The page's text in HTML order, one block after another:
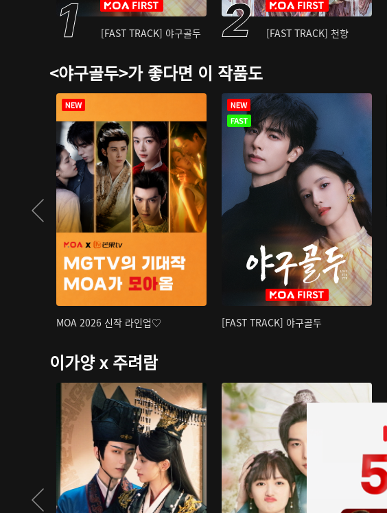
[FAST TRACK] 야구골두 [FAST TRACK] 천향
<야구골두>가 좋다면 이 작품도
MOA 2026 신작 라인업♡ [FAST TRACK] 야구골두
이가양 x 주려람